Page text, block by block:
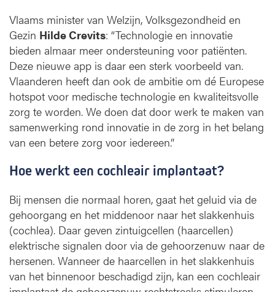
Vlaams minister van Welzijn, Volksgezondheid en
Gezin Hilde Crevits: “Technologie en innovatie
bieden almaar meer ondersteuning voor patiënten.
Deze nieuwe app is daar een sterk voorbeeld van.
Vlaanderen heeft dan ook de ambitie om dé Europese
hotspot voor medische technologie en kwaliteitsvolle
zorg te worden. We doen dat door werk te maken van
samenwerking rond innovatie in de zorg in het belang
van een betere zorg voor iedereen.”
Hoe werkt een cochleair implantaat?
Bij mensen die normaal horen, gaat het geluid via de
gehoorgang en het middenoor naar het slakkenhuis
(cochlea). Daar geven zintuigcellen (haarcellen)
elektrische signalen door via de gehoorzenuw naar de
hersenen. Wanneer de haarcellen in het slakkenhuis
van het binnenoor beschadigd zijn, kan een cochleair